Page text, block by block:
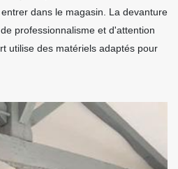
dans le magasin. La devanture
professionnalisme et d'attention
utilise des matériels adaptés pour